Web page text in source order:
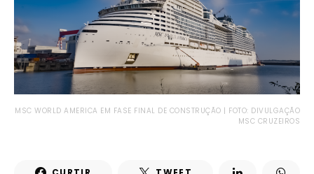
MSC WORLD AMERICA EM FASE FINAL DE CONSTRUÇÃO | FOTO: DIVULGAÇÃO
MSC CRUZEIROS